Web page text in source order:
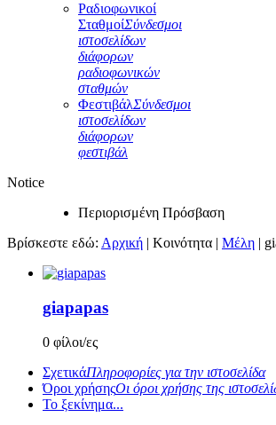
Ραδιοφωνικοί
ΣταθμοίΣύνδεσμοι
ιστοσελίδων
διάφορων
ραδιοφωνικών
σταθμών
ΦεστιβάλΣύνδεσμοι
ιστοσελίδων
διάφορων
φεστιβάλ
Notice
Περιορισμένη Πρόσβαση
Βρίσκεστε εδώ: Αρχική | Κοινότητα | Μέλη |
giapapas
0 φίλοι/ες
ΣχετικάΠληροφορίες για την ιστοσελίδα
Όροι χρήσηςΟι όροι χρήσης της
Το ξεκίνημα...